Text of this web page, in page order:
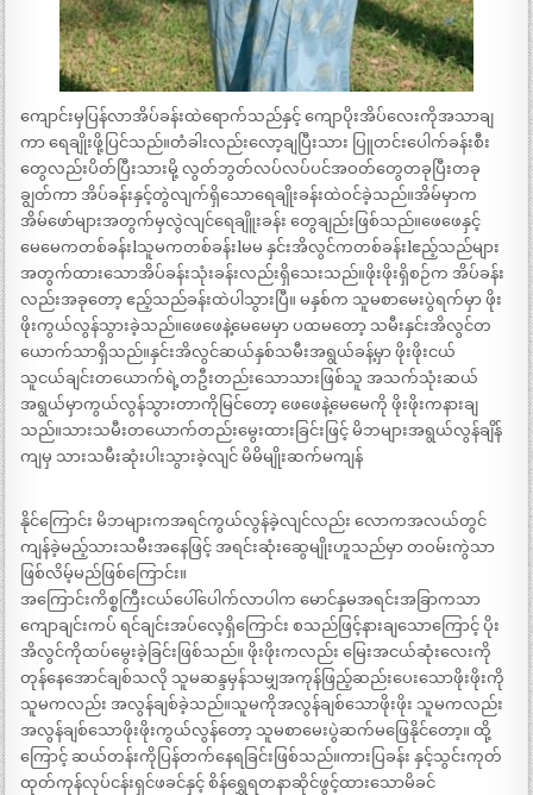
ကျောင်းမှပြန်လာအိပ်ခန်းထဲရောက်သည်နှင့် ကျောပိုးအိပ်လေးကိုအသာချ
ကာ ရေချိုးဖို့ပြင်သည်။တံခါးလည်းလော့ချပြီးသား ပြူတင်းပေါက်ခန်းစီး
တွေလည်းပိတ်ပြီးသားမို့ လွတ်ဘွတ်လပ်လပ်ပင်အဝတ်တွေတခုပြီးတခု
ချွတ်ကာ အိပ်ခန်းနှင့်တွဲလျက်ရှိသောရေချိုးခန်းထဲဝင်ခဲ့သည်။အိမ်မှာက
အိမ်ဖော်များအတွက်မှလွဲလျင်ရေချိူးခန်း တွေချည်းဖြစ်သည်။ဖေဖေနှင့်
မေမေကတစ်ခန်းlသူမကတစ်ခန်းlမမ နှင်းအိလွင်ကတစ်ခန်းlဧည့်သည်များ
အတွက်ထားသောအိပ်ခန်းသုံးခန်းလည်းရှိသေးသည်။ဖိုးဖိုးရှိစဉ်က အိပ်ခန်း
လည်းအခုတော့ ဧည့်သည်ခန်းထဲပါသွားပြီ။ မနှစ်က သူမစာမေးပွဲရက်မှာ ဖိုး
ဖိုးကွယ်လွန်သွားခဲ့သည်။ဖေဖေနဲ့မေမေမှာ ပထမတော့ သမီးနှင်းအိလွင်တ
ယောက်သာရှိသည်။နှင်းအိလွင်ဆယ်နှစ်သမီးအရွယ်ခန့်မှာ ဖိုးဖိုးငယ်
သူငယ်ချင်းတယောက်ရဲ့တဦးတည်းသောသားဖြစ်သူ အသက်သုံးဆယ်
အရွယ်မှာကွယ်လွန်သွားတာကိုမြင်တော့ ဖေဖေနဲ့မေမေကို ဖိုးဖိုးကနားချ
သည်။သားသမီးတယောက်တည်းမွေးထားခြင်းဖြင့် မိဘများအရွယ်လွန်ချိန်
ကျမှ သားသမီးဆုံးပါးသွားခဲ့လျင် မိမိမျိုးဆက်မကျန်
နိုင်ကြောင်း မိဘများကအရင်ကွယ်လွန်ခဲ့လျင်လည်း လောကအလယ်တွင်
ကျန်ခဲ့မည့်သားသမီးအနေဖြင့် အရင်းဆုံးဆွေမျိုးဟူသည်မှာ တဝမ်းကွဲသာ
ဖြစ်လိမ့်မည်ဖြစ်ကြောင်း။
အကြောင်းကိစ္စကြီးငယ်ပေါ်ပေါက်လာပါက မောင်နှမအရင်းအခြာကသာ
ကျောချင်းကပ် ရင်ချင်းအပ်လေ့ရှိကြောင်း စသည်ဖြင့်နားချသောကြောင့် ပိုး
အိလွင်ကိုထပ်မွေးခဲ့ခြင်းဖြစ်သည်။ ဖိုးဖိုးကလည်း မြေးအငယ်ဆုံးလေးကို
တုန်နေအောင်ချစ်သလို သူမဆန္ဒမှန်သမျှအကုန်ဖြည့်ဆည်းပေးသောဖိုးဖိုးကို
သူမကလည်း အလွန်ချစ်ခဲ့သည်။သူမကိုအလွန်ချစ်သောဖိုးဖိုး သူမကလည်း
အလွန်ချစ်သောဖိုးဖိုးကွယ်လွန်တော့ သူမစာမေးပွဲဆက်မဖြေနိုင်တော့။ ထို့
ကြောင့် ဆယ်တန်းကိုပြန်တက်နေရခြင်းဖြစ်သည်။ကားပြခန်း နှင့်သွင်းကုတ်
ထုတ်ကုန်လုပ်ငန်းရှင်ဖခင်နှင့် စိန်ရွှေရတနာဆိုင်ဖွင့်ထားသောမိခင်